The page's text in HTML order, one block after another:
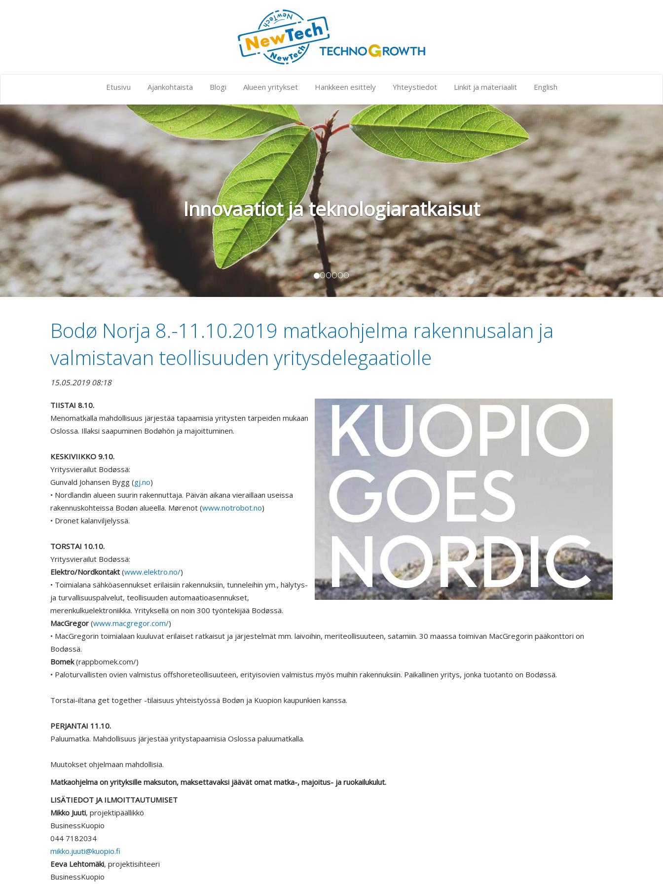
Etusivu Ajankohtaista Blogi Alueen yritykset Hankkeen esittely Yhteystiedot Linkit ja materiaalit English
Innovaatiot ja teknologiaratkaisut
Bodø Norja 8.-11.10.2019 matkaohjelma rakennusalan ja
valmistavan teollisuuden yritysdelegaatiolle
15.05.2019 08:18
TIISTAI 8.10.
Menomatkalla mahdollisuus järjestää tapaamisia yritysten tarpeiden mukaan
Oslossa. Illaksi saapuminen Bodøhön ja majoittuminen.
KESKIVIIKKO 9.10.
Yritysvierailut Bodøssä:
Gunvald Johansen Bygg (gj.no)
• Nordlandin alueen suurin rakennuttaja. Päivän aikana vieraillaan useissa
rakennuskohteissa Bodøn alueella. Mørenot (www.notrobot.no)
• Dronet kalanviljelyssä.
TORSTAI 10.10.
Yritysvierailut Bodøssä:
Elektro/Nordkontakt (www.elektro.no/)
• Toimialana sähköasennukset erilaisiin rakennuksiin, tunneleihin ym., hälytys-
ja turvallisuuspalvelut, teollisuuden automaatioasennukset,
merenkulkuelektroniikka. Yrityksellä on noin 300 työntekijää Bodøssä.
MacGregor (www.macgregor.com/)
• MacGregorin toimialaan kuuluvat erilaiset ratkaisut ja järjestelmät mm. laivoihin, meriteollisuuteen, satamiin. 30 maassa toimivan MacGregorin pääkonttori on
Bodøssä.
Bomek(rappbomek.com/)
• Paloturvallisten ovien valmistus offshoreteollisuuteen, erityisovien valmistus myös muihin rakennuksiin. Paikallinen yritys, jonka tuotanto on Bodøssä.
Torstai-iltana get together -tilaisuus yhteistyössä Bodøn ja Kuopion kaupunkien kanssa.
PERJANTAI 11.10.
Paluumatka. Mahdollisuus järjestää yritystapaamisia Oslossa paluumatkalla.
Muutokset ohjelmaan mahdollisia.
Matkaohjelma on yrityksille maksuton, maksettavaksi jäävät omat matka-, majoitus- ja ruokailukulut.
LISÄTIEDOT JA ILMOITTAUTUMISET
Mikko Juuti, projektipäällikkö
BusinessKuopio
044 7182034
mikko.juuti@kuopio.fi
Eeva Lehtomäki, projektisihteeri
BusinessKuopio